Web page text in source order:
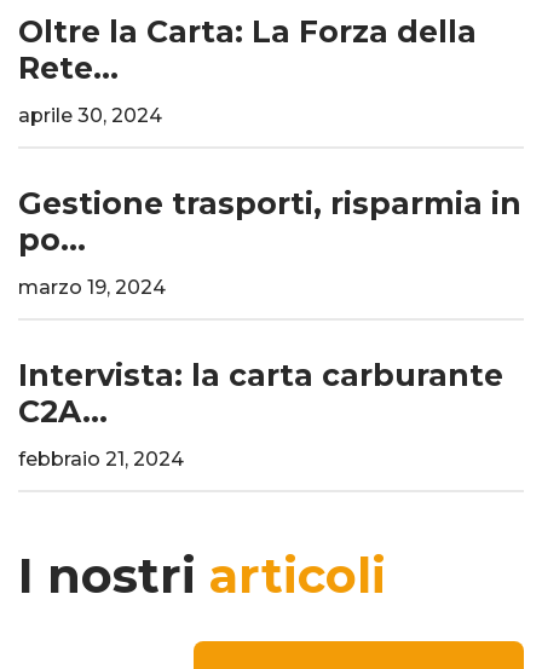
Oltre la Carta: La Forza della
Rete...
aprile 30, 2024
Gestione trasporti, risparmia in
po...
marzo 19, 2024
Intervista: la carta carburante
C2A...
febbraio 21, 2024
I nostri articoli